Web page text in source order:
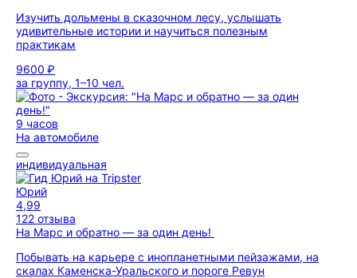
Изучить дольмены в сказочном лесу, услышать
удивительные истории и научиться полезным
практикам
9600 ₽
за группу, 1–10 чел.
9 часов
На автомобиле
индивидуальная
Юрий
4,99
122 отзыва
На Марс и обратно — за один день!
Побывать на карьере с инопланетными пейзажами, на
скалах Каменска-Уральского и пороге Ревун